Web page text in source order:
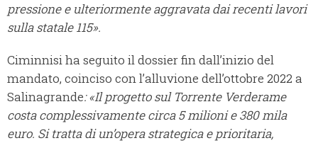
pressione e ulteriormente aggravata dai recenti lavori
sulla statale 115».
Ciminnisi ha seguito il dossier fin dall’inizio del
mandato, coinciso con l’alluvione dell’ottobre 2022 a
Salinagrande: «Il progetto sul Torrente Verderame
costa complessivamente circa 5 milioni e 380 mila
euro. Si tratta di un’opera strategica e prioritaria,